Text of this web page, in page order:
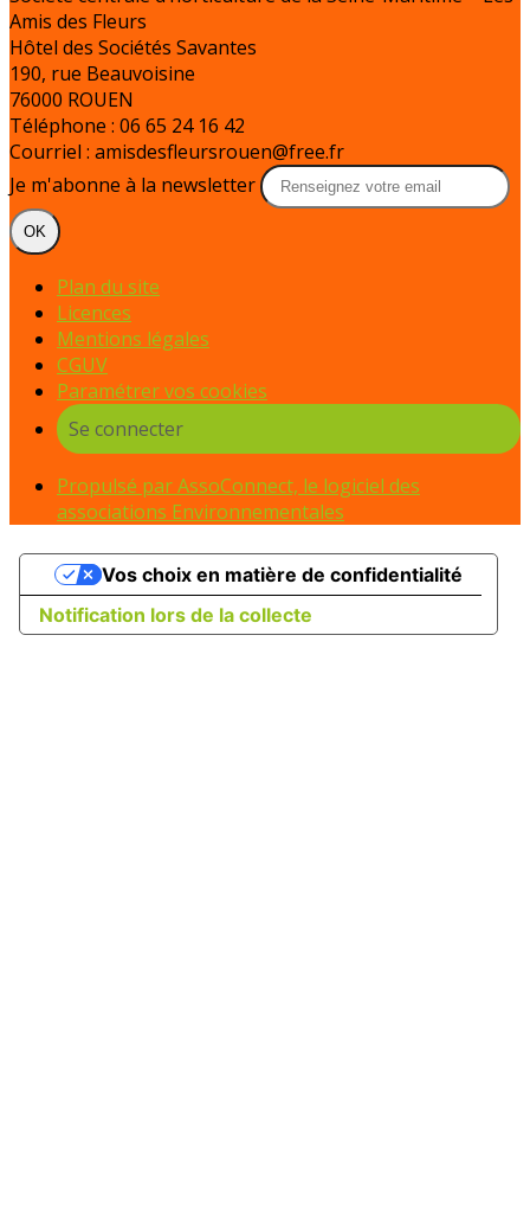
Amis des Fleurs
Hôtel des Sociétés Savantes
190, rue Beauvoisine
76000 ROUEN
Téléphone : 06 65 24 16 42
Courriel : amisdesfleursrouen@free.fr
Je m'abonne à la newsletter
OK
Plan du site
Licences
Mentions légales
CGUV
Paramétrer vos cookies
Se connecter
Propulsé par AssoConnect, le logiciel des
associations Environnementales
Notification lors de la collecte
Vos choix en matière de confidentialité